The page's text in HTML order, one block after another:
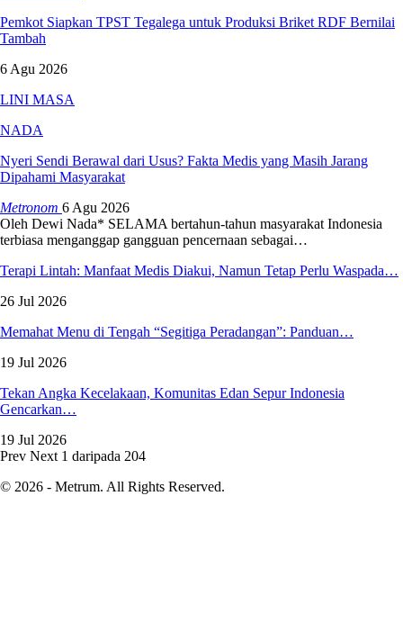
Pemkot Siapkan TPST Tegalega untuk Produksi Briket RDF Bernilai
Tambah
6 Agu 2026
LINI MASA
NADA
Nyeri Sendi Berawal dari Usus? Fakta Medis yang Masih Jarang
Dipahami Masyarakat
Metronom 6 Agu 2026
Oleh Dewi Nada* SELAMA bertahun-tahun masyarakat Indonesia
terbiasa menganggap gangguan pencernaan sebagai…
Terapi Lintah: Manfaat Medis Diakui, Namun Tetap Perlu Waspada…
26 Jul 2026
Memahat Menu di Tengah “Segitiga Peradangan”: Panduan…
19 Jul 2026
Tekan Angka Kecelakaan, Komunitas Edan Sepur Indonesia
Gencarkan…
19 Jul 2026
Prev Next 1 daripada 204
© 2026 - Metrum. All Rights Reserved.